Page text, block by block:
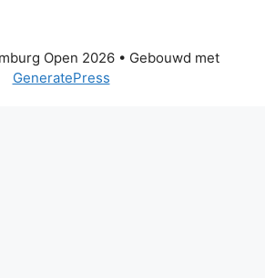
Open 2026• Gebouwd met
GeneratePress